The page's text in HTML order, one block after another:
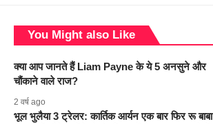
You Might also Like
क्या आप जानते हैं Liam Payne के ये 5 अनसुने और
चौंकाने वाले राज?
2 वर्ष ago
भूल भुलैया 3 ट्रेलर: कार्तिक आर्यन एक बार फिर रू बाबा